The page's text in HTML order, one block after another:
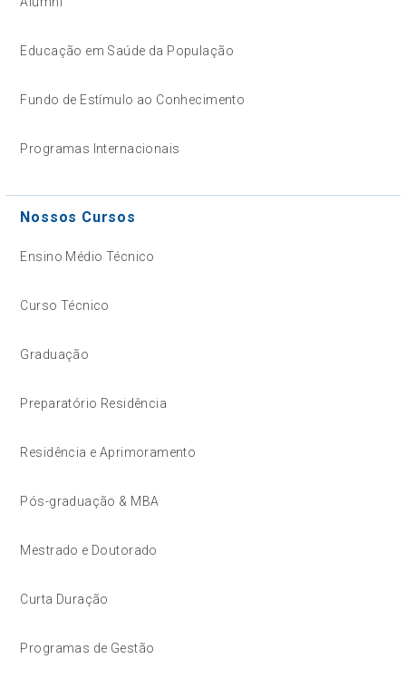
Educação em Saúde da População
Fundo de Estímulo ao Conhecimento
Programas Internacionais
Nossos Cursos
Ensino Médio Técnico
Curso Técnico
Graduação
Preparatório Residência
Residência e Aprimoramento
Pós-graduação & MBA
Mestrado e Doutorado
Curta Duração
Programas de Gestão